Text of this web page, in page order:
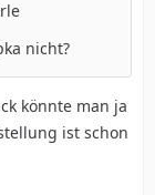
nicht?
könnte man ja
ist schon